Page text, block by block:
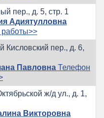
пер., д. 5, стр. 1
Адиятулловна
Кисловский пер., д. 6,
Павловна Телефон
ж/д ул., д. 1,
Викторовна